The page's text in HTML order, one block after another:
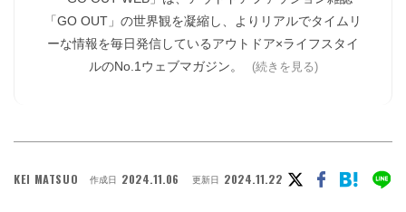
「GO OUT」の世界観を凝縮し、よりリアルでタイムリ
ーな情報を毎日発信しているアウトドア×ライフスタイ
ルのNo.1ウェブマガジン。
(続きを見る)
KEI MATSUO 作成日 2024.11.06 更新日 2024.11.22